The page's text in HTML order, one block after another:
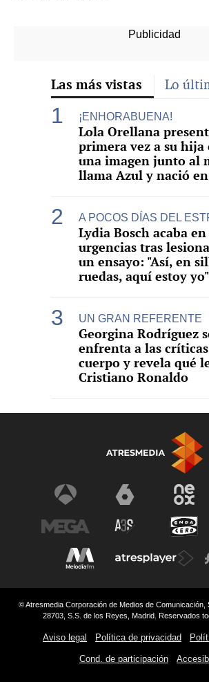
Las más vistas Lo
¡ENHORABUENA!
Lola Orellana
primera vez a su hija
una imagen junto al
llama Azul y nació
A POCOS DÍAS DEL
Lydia Bosch acaba en
urgencias tras
un ensayo: "Así, en
ruedas, aquí estoy yo"
UN GRAN REFERENTE
Georgina Rodríguez
enfrenta a las
cuerpo y revela qué
Cristiano Ronaldo
© Atresmedia Corporación de Medios de Comunicación,
28703, S.S. de los Reyes, Madrid. Reservados
Aviso legal Política de privacidad
Cond. de participación